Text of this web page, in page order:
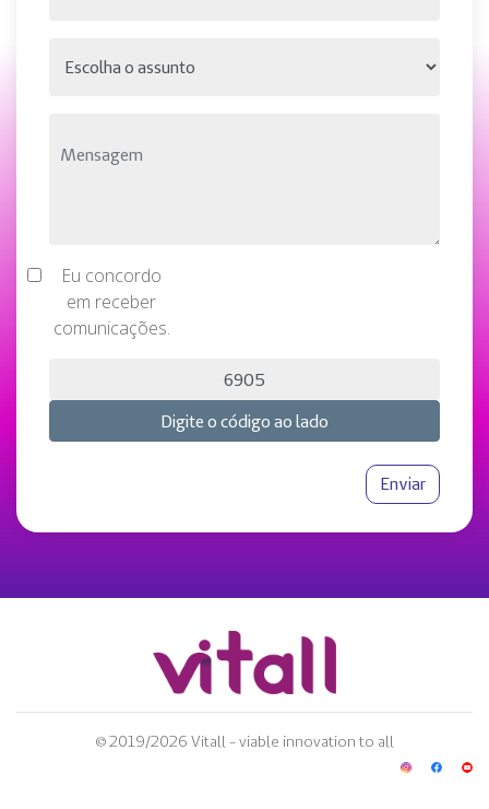
Eu concordo
em receber
comunicações.
© 2019/2026 Vitall - viable innovation to all